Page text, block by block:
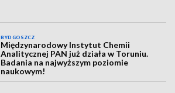
BYDGOSZCZ
Międzynarodowy Instytut Chemii
Analitycznej PAN już działa w Toruniu.
Badania na najwyższym poziomie
naukowym!